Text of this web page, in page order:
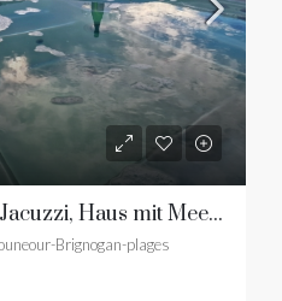
Villa Horizon Marin - Jacuzzi, Haus mit Meerblick und Sandstrand
Brignogan-plages